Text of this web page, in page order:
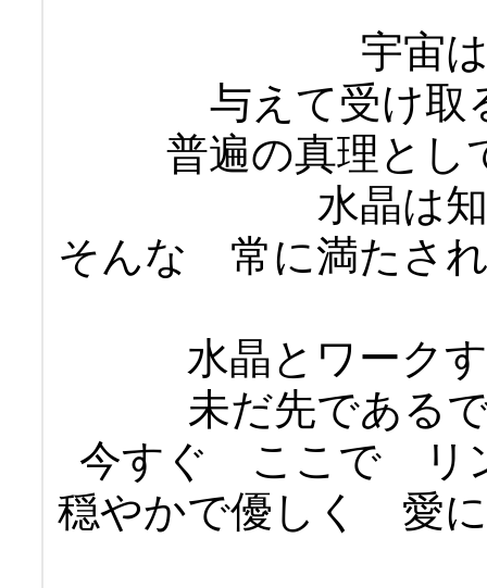
宇宙
与えて受け
普遍の真理とし
水晶は
そんな 常に満たさ
水晶とワーク
未だ先である
今すぐ ここで リ
穏やかで優しく 愛